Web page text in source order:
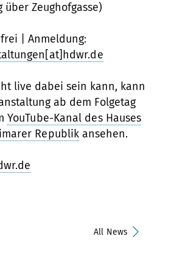
über Zeughofgasse)
| Anmeldung:
live dabei sein kann, kann
ab dem Folgetag
YouTube-Kanal des Hauses
Republik ansehen.
All News